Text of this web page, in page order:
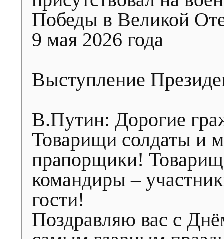
Победы в Великой
9 мая 2026 года
Выступление
В.Путин: Дорогие
Товарищи солдаты и
прапорщики!
командиры –
гости!
Поздравляю вас с